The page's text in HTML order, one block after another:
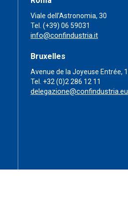
Viale dell’Astronomia, 30
Tel. (+39) 06 59031
info@confindustria.it
Bruxelles
Avenue de la Joyeuse Entrée, 1
Tel. +32 (0)2 286 12 11
delegazione@confindustria.eu